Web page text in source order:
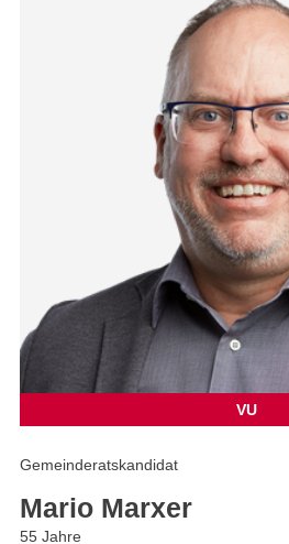
VU
Gemeinderatskandidat
Mario Marxer
55 Jahre